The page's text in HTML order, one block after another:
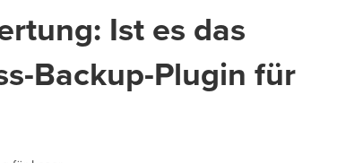
Ist es das
Backup-Plugin für